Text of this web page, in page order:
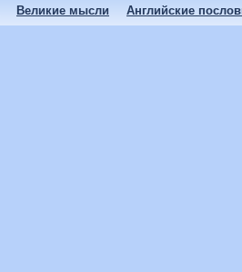
Великие мысли Английские